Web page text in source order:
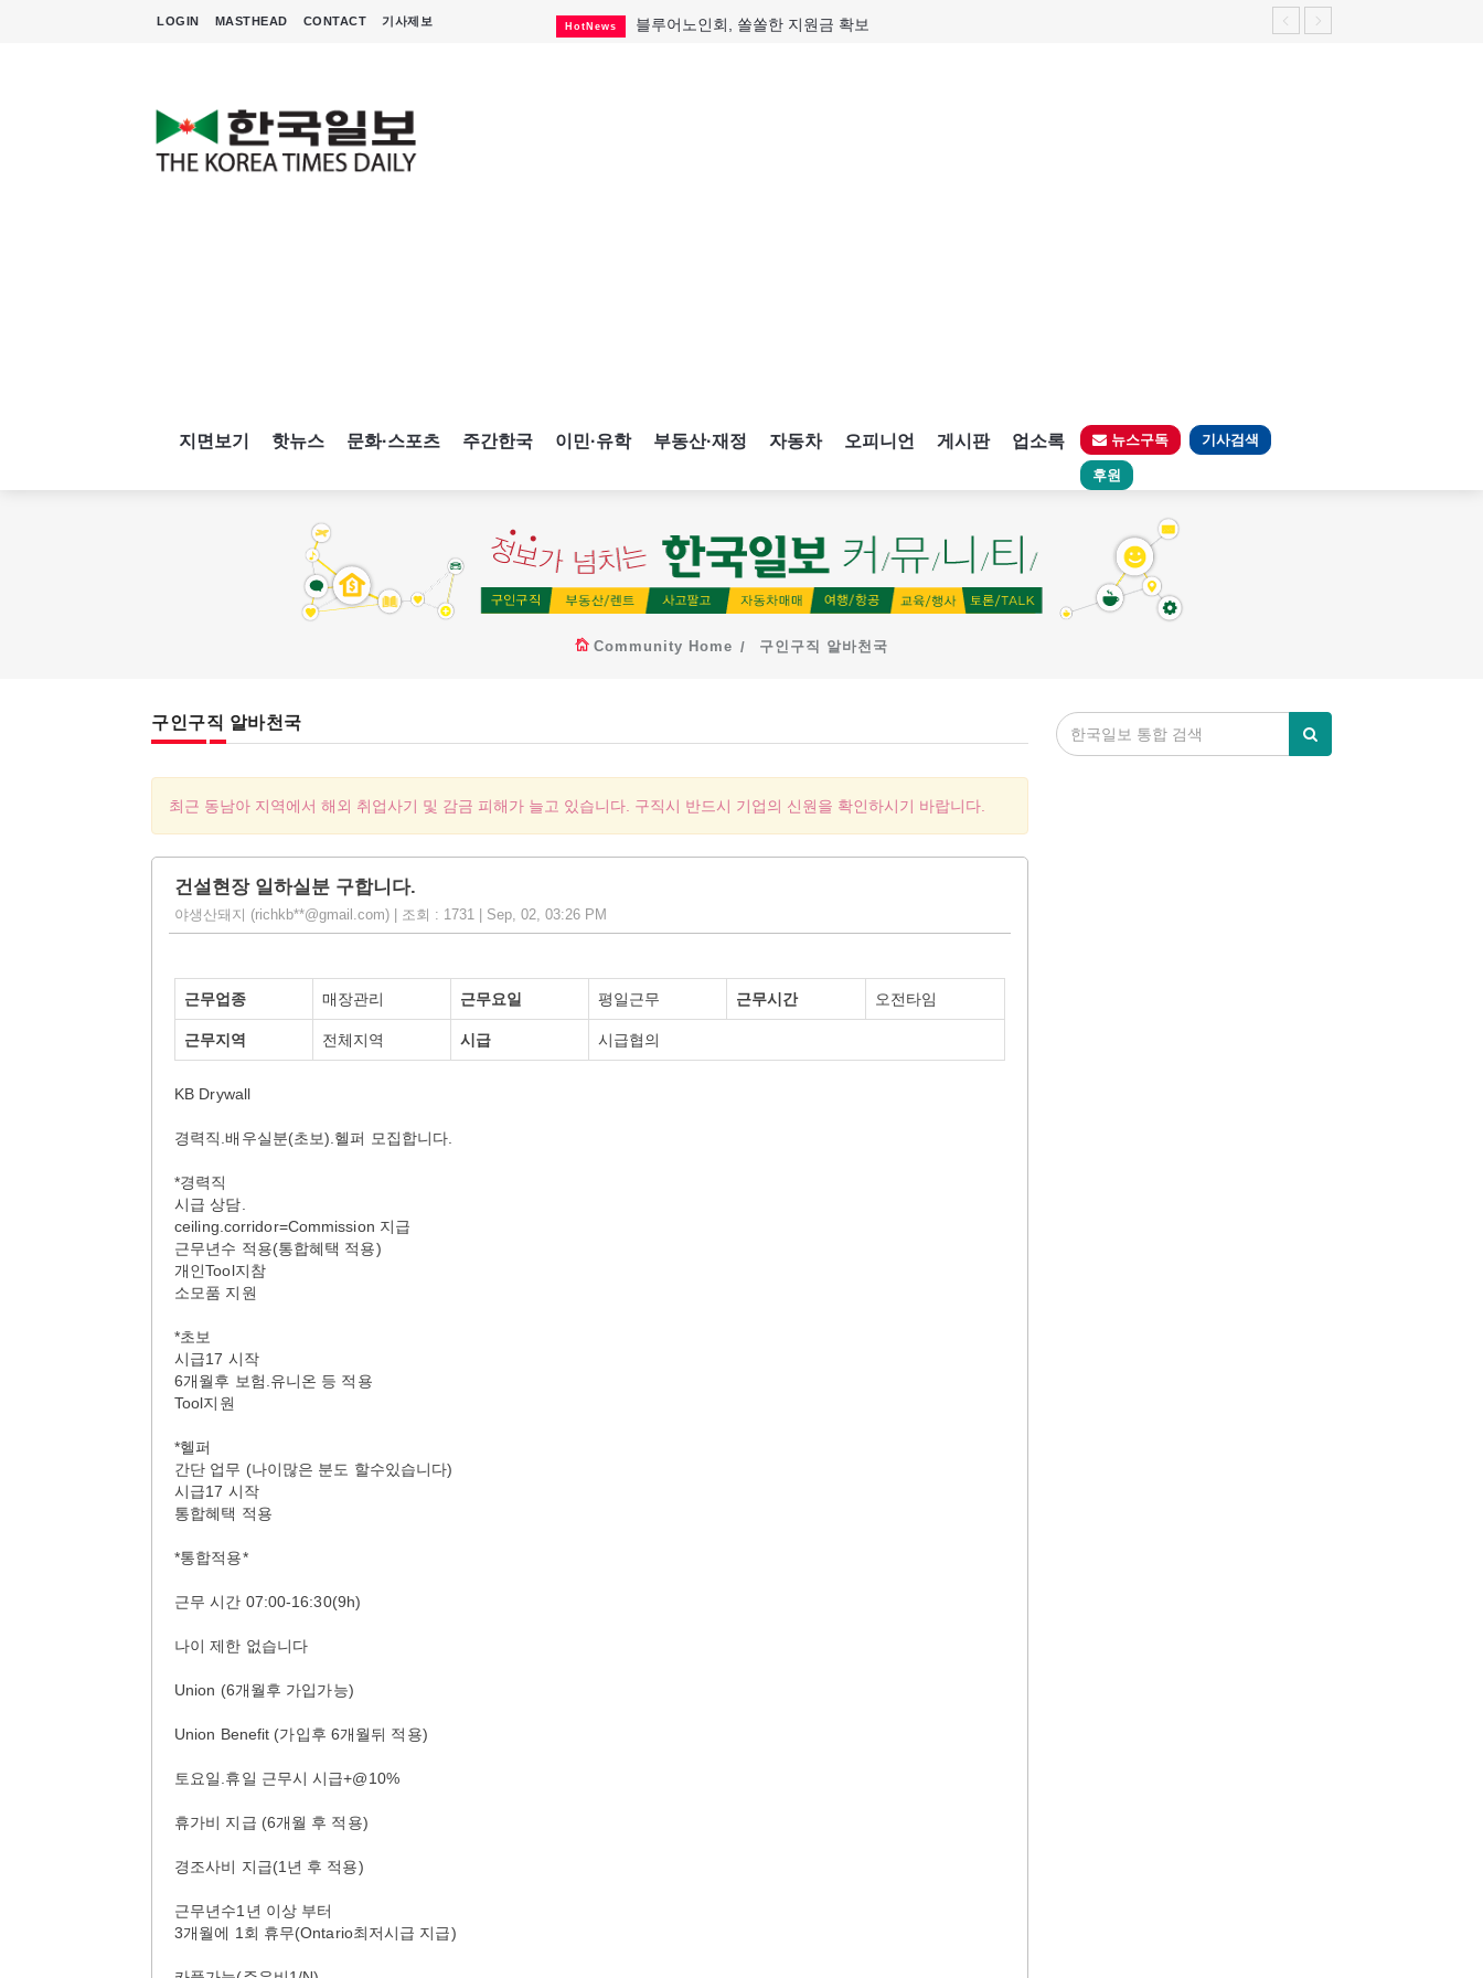
LOGIN MASTHEAD CONTACT 기사제보 HotNews 블루어노인회, 쏠쏠한 지원금 확보
지면보기 핫뉴스 문화·스포츠 주간한국 이민·유학 부동산·재정 자동차 오피니언 게시판 업소록 뉴스구독 기사검색
후원
Community Home 구인구직 알바천국
구인구직 알바천국
최근 동남아 지역에서 해외 취업사기 및 감금 피해가 늘고 있습니다. 구직시 반드시 기업의 신원을 확인하시기 바랍니다.
건설현장 일하실분 구합니다.
야생산돼지 (richkb**@gmail.com) | 조회 : 1731 | Sep, 02, 03:26 PM
근무업종 매장관리 근무요일 평일근무 근무시간 오전타임
근무지역 전체지역 시급 시급협의
KB Drywall
경력직.배우실분(초보).헬퍼 모집합니다.
*경력직
시급 상담.
ceiling.corridor=Commission 지급
근무년수 적용(통합혜택 적용)
개인Tool지참
소모품 지원
*초보
시급17 시작
6개월후 보험.유니온 등 적용
Tool지원
*헬퍼
간단 업무 (나이많은 분도 할수있습니다)
시급17 시작
통합혜택 적용
*통합적용*
근무 시간 07:00-16:30(9h)
나이 제한 없습니다
Union (6개월후 가입가능)
Union Benefit (가입후 6개월뒤 적용)
토요일.휴일 근무시 시급+@10%
휴가비 지급 (6개월 후 적용)
경조사비 지급(1년 후 적용)
근무년수1년 이상 부터
3개월에 1회 휴무(Ontario최저시급 지급)